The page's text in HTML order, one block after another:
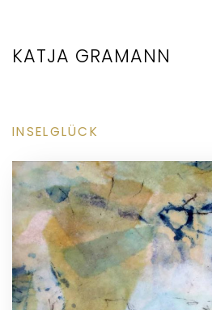
KATJA GRAMANN
INSELGLÜCK